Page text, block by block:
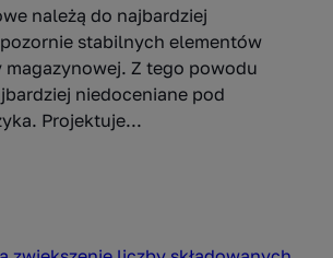
należą do najbardziej
stabilnych elementów
Z tego powodu
niedoceniane pod
Projektuje...